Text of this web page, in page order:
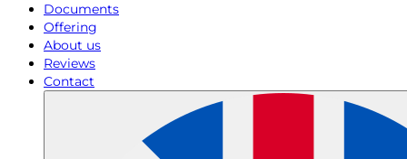
Documents
Offering
About us
Reviews
Contact